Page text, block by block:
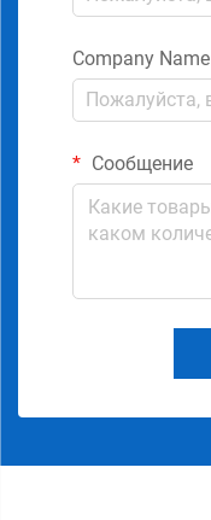
Company Name
Сообщение